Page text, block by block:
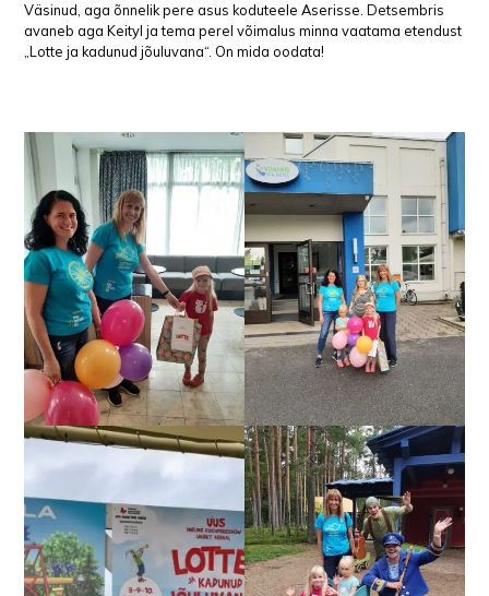
Väsinud, aga õnnelik pere asus koduteele Aserisse. Detsembris
avaneb aga Keityl ja tema perel võimalus minna vaatama etendust
„Lotte ja kadunud jõuluvana“. On mida oodata!